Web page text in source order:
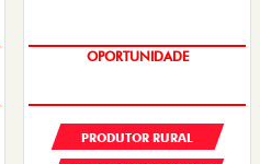
OPORTUNIDADE
PRODUTOR RURAL